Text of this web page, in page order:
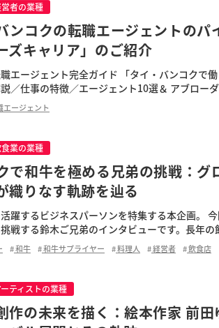
者の業種
ンコクの転職エージェントのパ
ズキャリア」のご紹介
エージェント完全ガイド 「タイ・バンコクで
／仕事の特徴／エージェント10選＆ アブロー
業・外資・スタートアップまで、最新の求人ト
エージェント
業の業種
で和牛を極める兄弟の挑戦：グ
織りなす軌跡を辿る
躍するビジネスパーソンを特集する本企画。
戦する鈴木ご兄弟のインタビューです。長年
座で高品質な和牛を提供。情熱あふれるビジネ
和牛 和牛サプライヤー 料理人 経営者 飲食店
ティストの業種
作の未来を描く：絵本作家 前